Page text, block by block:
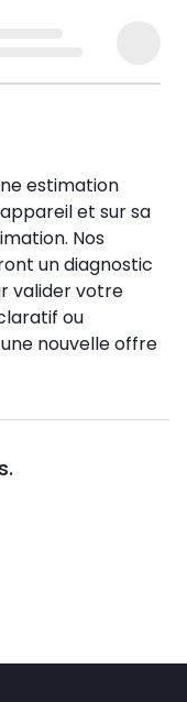
estimation
et sur sa
Nos
un diagnostic
valider votre
ou
nouvelle offre